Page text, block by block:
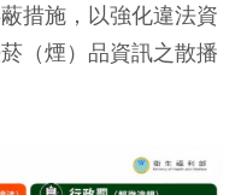
措施，以強化違法資
（煙）品資訊之散播